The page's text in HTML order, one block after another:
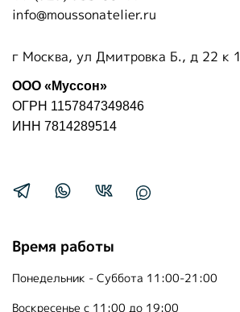
Время работы
Понедельник - Суббота 11:00-21:00
Воскресенье с 11:00 до 19:00
info@moussonatelier.ru
г Москва, ул Дмитровка Б., д 22 к 1
ООО «Муссон»
ОГРН 1157847349846
ИНН 7814289514